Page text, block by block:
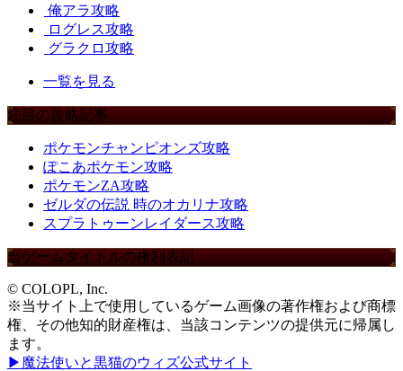
俺アラ攻略
ログレス攻略
グラクロ攻略
一覧を見る
注目の攻略記事
ポケモンチャンピオンズ攻略
ぽこあポケモン攻略
ポケモンZA攻略
ゼルダの伝説 時のオカリナ攻略
スプラトゥーンレイダース攻略
当ゲームタイトルの権利表記
© COLOPL, Inc.
※当サイト上で使用しているゲーム画像の著作権および商標
権、その他知的財産権は、当該コンテンツの提供元に帰属し
ます。
▶魔法使いと黒猫のウィズ公式サイト